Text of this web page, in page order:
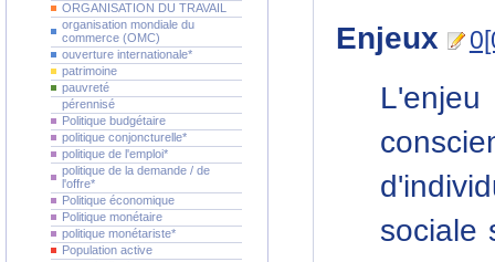
ORGANISATION DU TRAVAIL
organisation mondiale du
commerce (OMC)
ouverture internationale*
patrimoine
pauvreté
pérennisé
Politique budgétaire
politique conjoncturelle*
politique de l'emploi*
politique de la demande / de
l'offre*
Politique économique
Politique monétaire
politique monétariste*
Population active
Enjeux
sociale